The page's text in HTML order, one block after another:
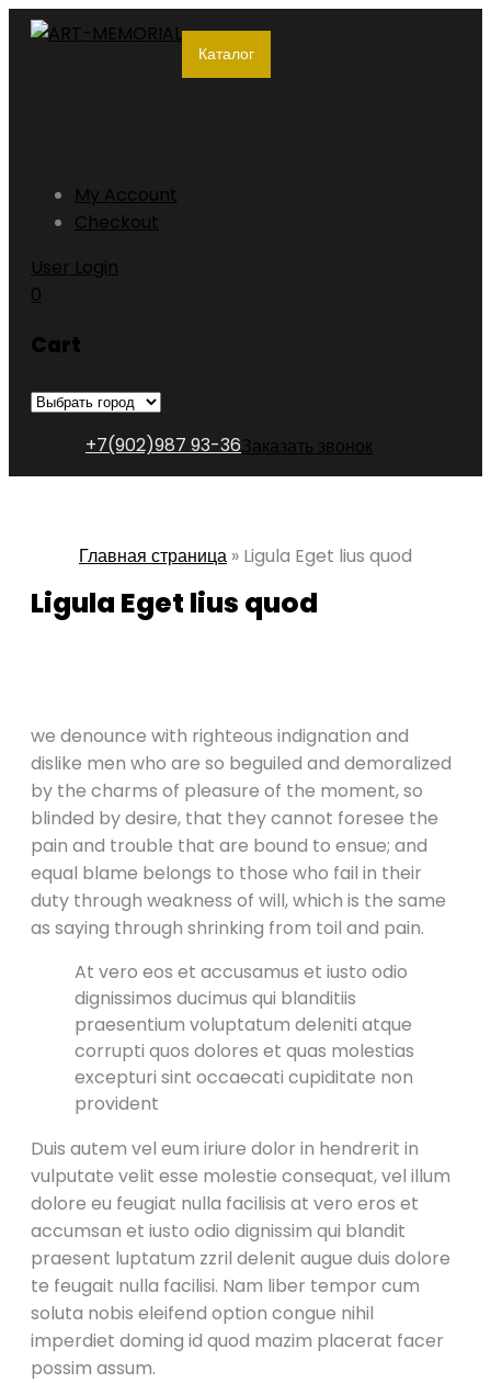
Каталог
My Account
Checkout
User Login
0
Cart
+7(902)987 93-36Заказать звонок
Главная страница » Ligula Eget lius quod
Ligula Eget lius quod
we denounce with righteous indignation and
dislike men who are so beguiled and demoralized
by the charms of pleasure of the moment, so
blinded by desire, that they cannot foresee the
pain and trouble that are bound to ensue; and
equal blame belongs to those who fail in their
duty through weakness of will, which is the same
as saying through shrinking from toil and pain.
At vero eos et accusamus et iusto odio
dignissimos ducimus qui blanditiis
praesentium voluptatum deleniti atque
corrupti quos dolores et quas molestias
excepturi sint occaecati cupiditate non
provident
Duis autem vel eum iriure dolor in hendrerit in
vulputate velit esse molestie consequat, vel illum
dolore eu feugiat nulla facilisis at vero eros et
accumsan et iusto odio dignissim qui blandit
praesent luptatum zzril delenit augue duis dolore
te feugait nulla facilisi. Nam liber tempor cum
soluta nobis eleifend option congue nihil
imperdiet doming id quod mazim placerat facer
possim assum.